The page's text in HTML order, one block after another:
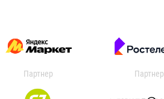
Партнер Партнер